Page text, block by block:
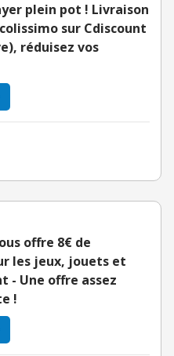
plein pot ! Livraison
colissimo sur Cdiscount
réduisez vos
offre 8€ de
les jeux, jouets et
- Une offre assez
!